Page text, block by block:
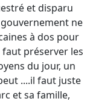
et disparu
ne
à dos pour
faut préserver les
du jour, un
....il faut juste
et sa famille,